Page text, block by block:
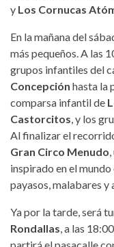
y Los Cornucas
En la mañana del
más pequeños. A las
grupos infantiles del
Concepción hasta la
comparsa infantil de
Castorcitos , y los
Al finalizar el
Gran Circo Menudo
inspirado en el
payasos, malabares y
Ya por la tarde, será
Rondallas , a las
partirá el pasacalle